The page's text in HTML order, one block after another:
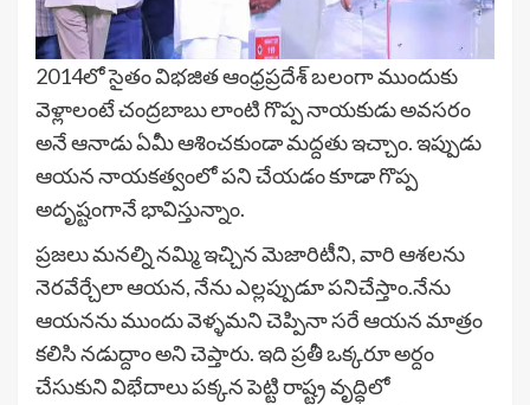
2014లో సైతం విభజిత ఆంధ్రప్రదేశ్ బలంగా ముందుకు
వెళ్లాలంటే చంద్రబాబు లాంటి గొప్ప నాయకుడు అవసరం
అనే ఆనాడు ఏమీ ఆశించకుండా మద్దతు ఇచ్చాం. ఇప్పుడు
ఆయన నాయకత్వంలో పని చేయడం కూడా గొప్ప
అదృష్టంగానే భావిస్తున్నాం.
ప్రజలు మనల్ని నమ్మి ఇచ్చిన మెజారిటీని, వారి ఆశలను
నెరవేర్చేలా ఆయన, నేను ఎల్లప్పుడూ పనిచేస్తాం.నేను
ఆయనను ముందు వెళ్ళమని చెప్పినా సరే ఆయన మాత్రం
కలిసి నడుద్దాం అని చెప్తారు. ఇది ప్రతీ ఒక్కరూ అర్దం
చేసుకుని విభేదాలు పక్కన పెట్టి రాష్ట్ర వృద్ధిలో